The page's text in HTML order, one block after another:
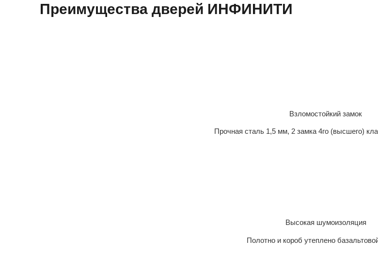
Преимущества дверей ИНФИНИТИ
Взломостойкий замок
Прочная сталь 1,5 мм, 2 замка 4го (высшего)
Высокая шумоизоляция
Полотно и короб утеплено